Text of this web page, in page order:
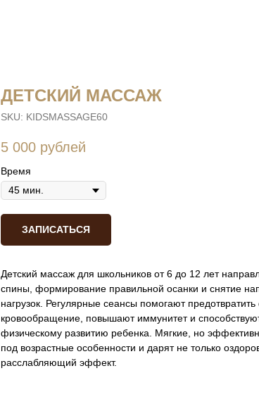
ДЕТСКИЙ МАССАЖ
SKU: KIDSMASSAGE60
5 000 рублей
Время
ЗАПИСАТЬСЯ
Детский массаж для школьников от 6 до 12 лет
спины, формирование правильной осанки и снятие
нагрузок. Регулярные сеансы помогают
кровообращение, повышают иммунитет и
физическому развитию ребенка. Мягкие, но
под возрастные особенности и дарят не только
расслабляющий эффект.